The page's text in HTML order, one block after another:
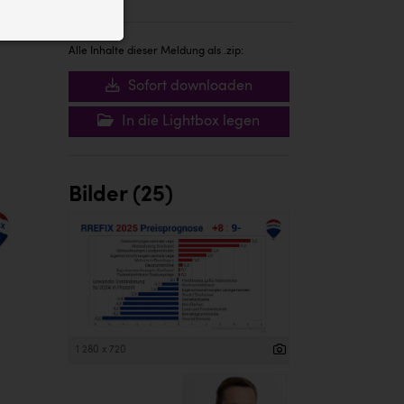
Alle Inhalte dieser Meldung als .zip:
Sofort downloaden
In die Lightbox legen
Bilder (25)
1 280 x 720
Website